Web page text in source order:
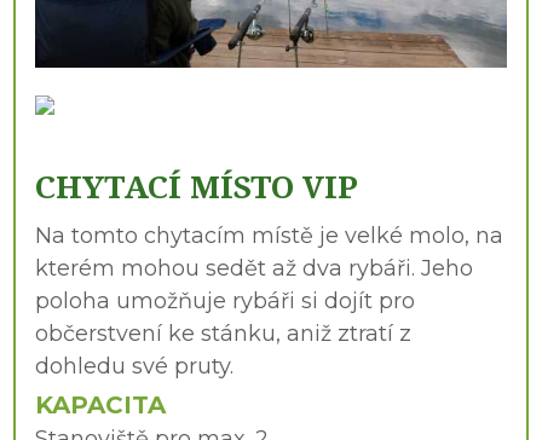
CHYTACÍ MÍSTO VIP
Na tomto chytacím místě je velké molo, na
kterém mohou sedět až dva rybáři. Jeho
poloha umožňuje rybáři si dojít pro
občerstvení ke stánku, aniž ztratí z
dohledu své pruty.
KAPACITA